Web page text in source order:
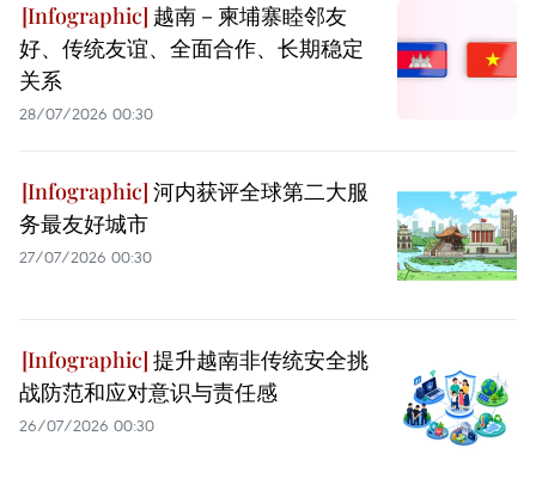
越南－柬埔寨睦邻友
好、传统友谊、全面合作、长期稳定
关系
28/07/2026 00:30
河内获评全球第二大服
务最友好城市
27/07/2026 00:30
提升越南非传统安全挑
战防范和应对意识与责任感
26/07/2026 00:30